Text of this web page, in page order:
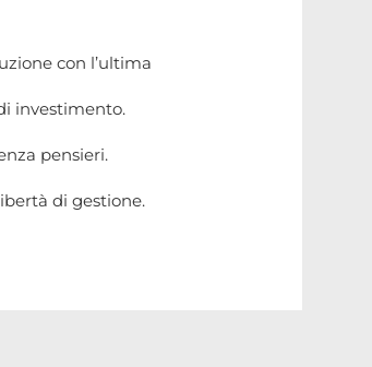
con l’ultima
investimento.
pensieri.
di gestione.